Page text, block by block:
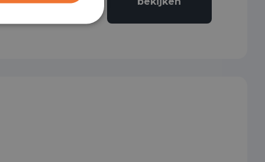
bochtenverlichting